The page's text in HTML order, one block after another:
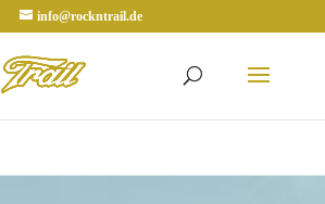
info@rockntrail.de